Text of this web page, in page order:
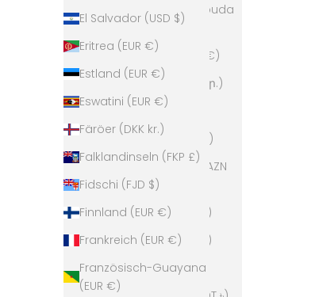
El Salvador (USD $)
Eritrea (EUR €)
Estland (EUR €)
Eswatini (EUR €)
Färöer (DKK kr.)
Falklandinseln (FKP £)
Fidschi (FJD $)
Finnland (EUR €)
Frankreich (EUR €)
Französisch-Guayana
(EUR €)
Antigua und Barbuda
(XCD $)
Argentinien (EUR €)
Armenien (AMD դր.)
Aruba (AWG ƒ)
Ascension (SHP £)
Aserbaidschan (AZN
₼)
Australien (AUD $)
Bahamas (BSD $)
Bahrain (EUR €)